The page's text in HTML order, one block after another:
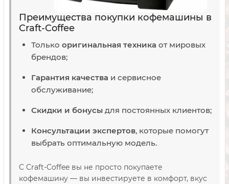
Преимущества покупки кофемашины в
Craft-Coffee
Только оригинальная техника от мировых
брендов;
Гарантия качества и сервисное
обслуживание;
Скидки и бонусы для постоянных клиентов;
Консультации экспертов, которые помогут
выбрать оптимальную модель.
С Craft-Coffee вы не просто покупаете
кофемашину — вы инвестируете в комфорт, вкус